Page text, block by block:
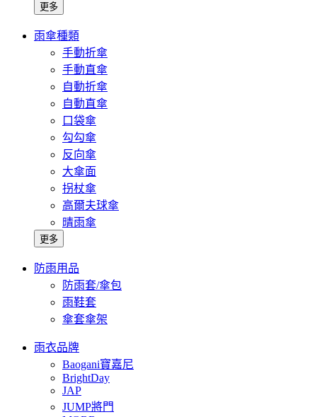
更多
雨傘種類
手動折傘
手動直傘
自動折傘
自動直傘
口袋傘
勾勾傘
反向傘
大傘面
拐杖傘
高爾夫球傘
晴雨傘
更多
防雨用品
防雨套/傘包
雨鞋套
傘套傘架
雨衣品牌
Baogani寶嘉尼
BrightDay
JAP
JUMP將門